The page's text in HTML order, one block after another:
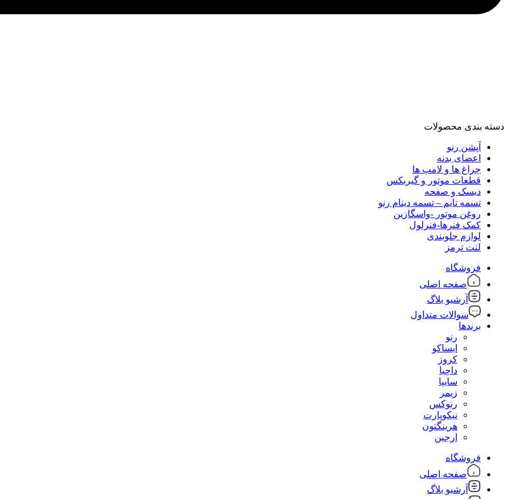
دسته‌ بندی محصولات
آپشن رنو
اعضای بدنه
چراغ ها و لامپ ها
قطعات موتور و گیربکس
دیسک و صفحه
تسمه تایم – تسمه دینام رنو
روغن موتور -واسگازین
کمک فنرها-فنرلول
لوازم جلوبندی
لنت ترمز
فروشگاه
صفحه اصلی
آرشیو بلاگ
سوالات متداول
برندها
رنو
ایساکو
کروز
داچیا
سایپا
زیمر
رنوکس
نیکوپارت
هرینگتون
ارجین
فروشگاه
صفحه اصلی
آرشیو بلاگ